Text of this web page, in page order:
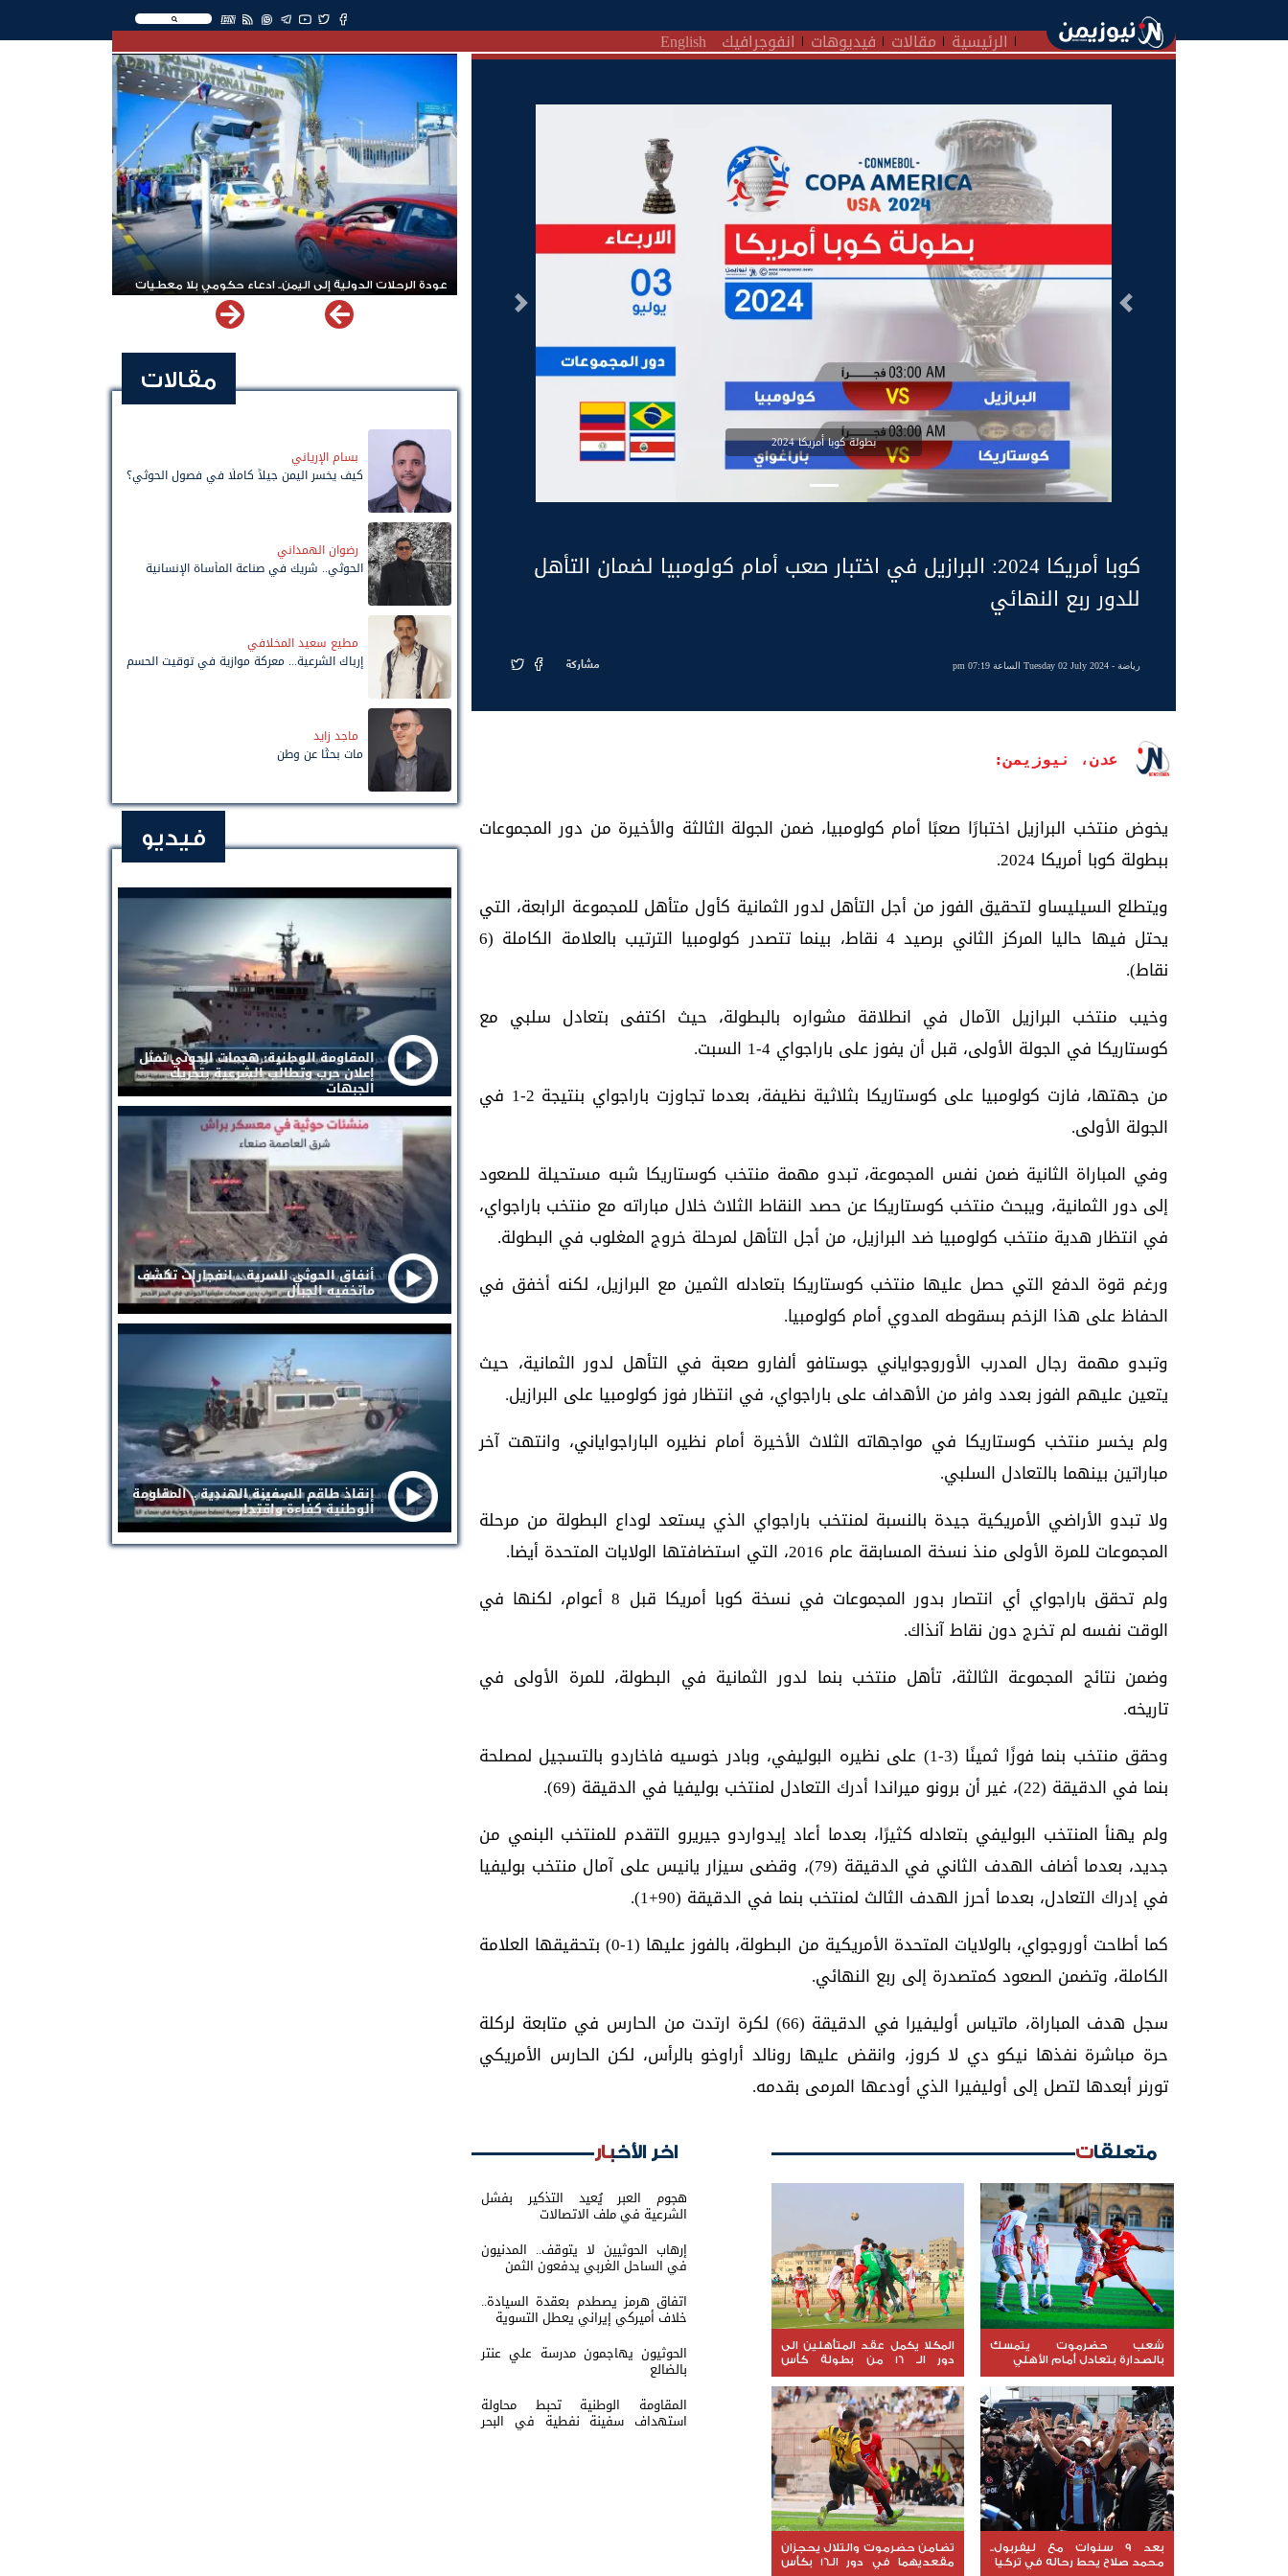
EN
الرئيسية مقالات فيديوهات انفوجرافيك English
بطولة كوبا أمريكا 2024
السابق التالى
كوبا أمريكا 2024: البرازيل في اختبار صعب أمام كولومبيا لضمان التأهل
للدور ربع النهائي
رياضة- Tuesday 02 July 2024 الساعة 07:19 pm مشاركة
عدن، نيوزيمن:
يخوض منتخب البرازيل اختبارًا صعبًا أمام كولومبيا، ضمن الجولة الثالثة والأخيرة من دور المجموعات
ببطولة كوبا أمريكا 2024.
ويتطلع السيليساو لتحقيق الفوز من أجل التأهل لدور الثمانية كأول متأهل للمجموعة الرابعة، التي
يحتل فيها حاليا المركز الثاني برصيد 4 نقاط، بينما تتصدر كولومبيا الترتيب بالعلامة الكاملة (6
نقاط).
وخيب منتخب البرازيل الآمال في انطلاقة مشواره بالبطولة، حيث اكتفى بتعادل سلبي مع
كوستاريكا في الجولة الأولى، قبل أن يفوز على باراجواي 4-1 السبت.
من جهتها، فازت كولومبيا على كوستاريكا بثلاثية نظيفة، بعدما تجاوزت باراجواي بنتيجة 2-1 في
الجولة الأولى.
وفي المباراة الثانية ضمن نفس المجموعة، تبدو مهمة منتخب كوستاريكا شبه مستحيلة للصعود
إلى دور الثمانية، ويبحث منتخب كوستاريكا عن حصد النقاط الثلاث خلال مباراته مع منتخب باراجواي،
في انتظار هدية منتخب كولومبيا ضد البرازيل، من أجل التأهل لمرحلة خروج المغلوب في البطولة.
ورغم قوة الدفع التي حصل عليها منتخب كوستاريكا بتعادله الثمين مع البرازيل، لكنه أخفق في
الحفاظ على هذا الزخم بسقوطه المدوي أمام كولومبيا.
وتبدو مهمة رجال المدرب الأوروجواياني جوستافو ألفارو صعبة في التأهل لدور الثمانية، حيث
يتعين عليهم الفوز بعدد وافر من الأهداف على باراجواي، في انتظار فوز كولومبيا على البرازيل.
ولم يخسر منتخب كوستاريكا في مواجهاته الثلاث الأخيرة أمام نظيره الباراجواياني، وانتهت آخر
مباراتين بينهما بالتعادل السلبي.
ولا تبدو الأراضي الأمريكية جيدة بالنسبة لمنتخب باراجواي الذي يستعد لوداع البطولة من مرحلة
المجموعات للمرة الأولى منذ نسخة المسابقة عام 2016، التي استضافتها الولايات المتحدة أيضا.
ولم تحقق باراجواي أي انتصار بدور المجموعات في نسخة كوبا أمريكا قبل 8 أعوام، لكنها في
الوقت نفسه لم تخرج دون نقاط آنذاك.
وضمن نتائج المجموعة الثالثة، تأهل منتخب بنما لدور الثمانية في البطولة، للمرة الأولى في
تاريخه.
وحقق منتخب بنما فوزًا ثمينًا (3-1) على نظيره البوليفي، وبادر خوسيه فاخاردو بالتسجيل لمصلحة
بنما في الدقيقة (22)، غير أن برونو ميراندا أدرك التعادل لمنتخب بوليفيا في الدقيقة (69).
ولم يهنأ المنتخب البوليفي بتعادله كثيرًا، بعدما أعاد إيدواردو جيريرو التقدم للمنتخب البنمي من
جديد، بعدما أضاف الهدف الثاني في الدقيقة (79)، وقضى سيزار يانيس على آمال منتخب بوليفيا
في إدراك التعادل، بعدما أحرز الهدف الثالث لمنتخب بنما في الدقيقة (90+1).
كما أطاحت أوروجواي، بالولايات المتحدة الأمريكية من البطولة، بالفوز عليها (1-0) بتحقيقها العلامة
الكاملة، وتضمن الصعود كمتصدرة إلى ربع النهائي.
سجل هدف المباراة، ماتياس أوليفيرا في الدقيقة (66) لكرة ارتدت من الحارس في متابعة لركلة
حرة مباشرة نفذها نيكو دي لا كروز، وانقض عليها رونالد أراوخو بالرأس، لكن الحارس الأمريكي
تورنر أبعدها لتصل إلى أوليفيرا الذي أودعها المرمى بقدمه.
متعلقات
شعب حضرموت يتمسك
بالصدارة بتعادل أمام الأهلي
المكلا يكمل عقد المتأهلين الى
دور الـ 16 من بطولة كأس
بعد 9 سنوات مع ليفربول..
محمد صلاح يحط رحاله في تركيا
تضامن حضرموت والتلال يحجزان
مقعديهما في دور الـ16 بكأس
اخر الأخبار
هجوم العبر يُعيد التذكير بفشل
الشرعية في ملف الاتصالات
إرهاب الحوثيين لا يتوقف.. المدنيون
في الساحل الغربي يدفعون الثمن
اتفاق هرمز يصطدم بعقدة السيادة..
خلاف أميركي إيراني يعطل التسوية
الحوثيون يهاجمون مدرسة علي عنتر
بالضالع
المقاومة الوطنية تحبط محاولة
استهداف سفينة نفطية في البحر
عودة الرحلات الدولية إلى اليمن.. ادعاء حكومي بلا معطيات
مقالات
بسام الإرياني
كيف يخسر اليمن جيلاً كاملًا في فصول الحوثي؟
رضوان الهمداني
الحوثي.. شريك في صناعة المأساة الإنسانية
مطيع سعيد المخلافي
إرباك الشرعية... معركة موازية في توقيت الحسم
ماجد زايد
مات بحثًا عن وطن
فيديو
المقاومة الوطنية: هجمات الحوثي تمثل
إعلان حرب وتطالب الشرعية بتحريك
الجبهات
أنفاق الحوثي السرية .. انفجارات تكشف
ماتخفيه الجبال
إنقاذ طاقم السفينة الهندية .. المقاومة
الوطنية كفاءة واقتدار